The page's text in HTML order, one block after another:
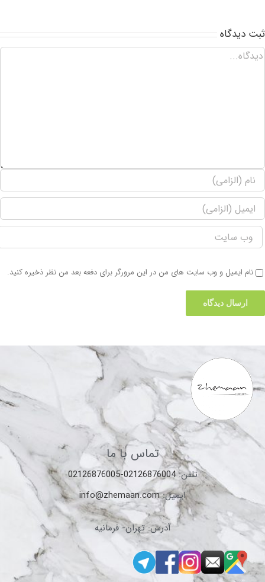
نام ایمیل و وب سایت های من در این مرورگر برای دفعه بعد من نظر ذخیره کنید.
تماس با ما
تلفن:02126876004-02126876005
ایمیل:info@zhemaan.com
آدرس: تهران- فرمانیه